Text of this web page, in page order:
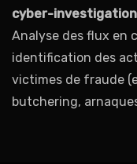
cyber-
Analyse des flux en
identification des
victimes de fraude
butchering,